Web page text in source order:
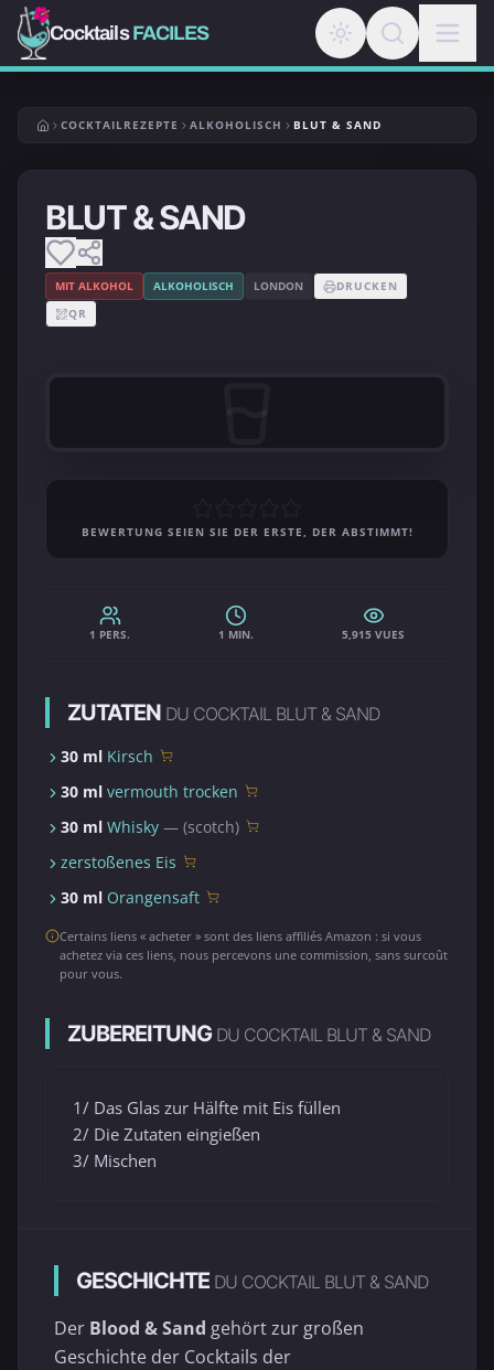
CocktailsFACILES
COCKTAILREZEPTE ALKOHOLISCH BLUT & SAND
BLUT & SAND
MIT ALKOHOL ALKOHOLISCH LONDON
DRUCKEN
QR
BEWERTUNG SEIEN SIE DER ERSTE, DER ABSTIMMT!
1 PERS. 1 MIN. 5,915 VUES
ZUTATEN DU COCKTAIL BLUT & SAND
30 ml Kirsch
30 ml vermouth trocken
30 ml Whisky — (scotch)
zerstoßenes Eis
30 ml Orangensaft
Certains liens « acheter » sont des liens affiliés Amazon : si vous
achetez via ces liens, nous percevons une commission, sans surcoût
pour vous.
ZUBEREITUNG DU COCKTAIL BLUT & SAND
1/ Das Glas zur Hälfte mit Eis füllen
2/ Die Zutaten eingießen
3/ Mischen
GESCHICHTE DU COCKTAIL BLUT & SAND
Der Blood & Sand gehört zur großen
Geschichte der Cocktails der